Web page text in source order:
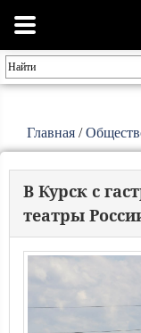
Главная /
В Курск с
театры